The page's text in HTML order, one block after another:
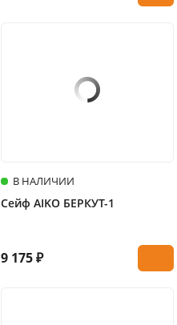
В НАЛИЧИИ
Сейф AIKO БЕРКУТ-1
9 175 ₽